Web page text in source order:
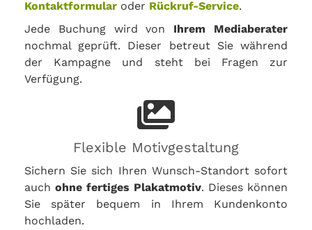
Kontaktformular oder Rückruf-Service.
Jede Buchung wird von Ihrem Mediaberater
nochmal geprüft. Dieser betreut Sie während
der Kampagne und steht bei Fragen zur
Verfügung.
Flexible Motivgestaltung
Sichern Sie sich Ihren Wunsch-Standort sofort
auch ohne fertiges Plakatmotiv. Dieses können
Sie später bequem in Ihrem Kundenkonto
hochladen.